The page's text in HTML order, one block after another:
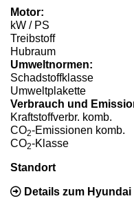
Motor:
kW / PS
Treibstoff
Hubraum
Umweltnormen:
Schadstoffklasse
Umweltplakette
Verbrauch und
Kraftstoffverbr. komb.
CO2-Emissionen komb.
CO2-Klasse
Standort
Details zum